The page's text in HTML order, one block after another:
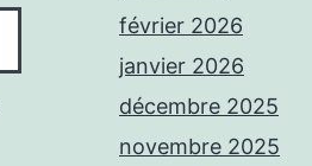
février 2026
janvier 2026
décembre 2025
novembre 2025